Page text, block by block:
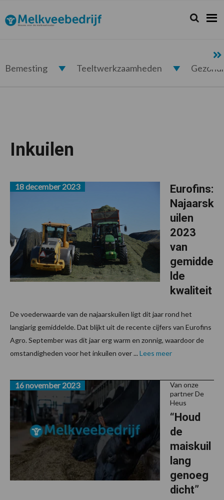
de
hoofdnavigatie
de
hoofd
de
voettekst
Melkveebedrijf.nl Zoeken...
Zoek
Bemesting Teeltwerkzaamheden
Inkuilen
Eurofins:
Najaarsk
uilen
2023
van
gemidde
lde
kwaliteit
18 december 2023
De voederwaarde van de najaarskuilen ligt dit jaar rond het
langjarig gemiddelde. Dat blijkt uit de recente cijfers van Eurofins
Agro. September was dit jaar erg warm en zonnig, waardoor de
omstandigheden voor het inkuilen over ... Lees meer
Van onze
partner De
Heus
“Houd
de
maiskuil
lang
genoeg
dicht”
16 november 2023